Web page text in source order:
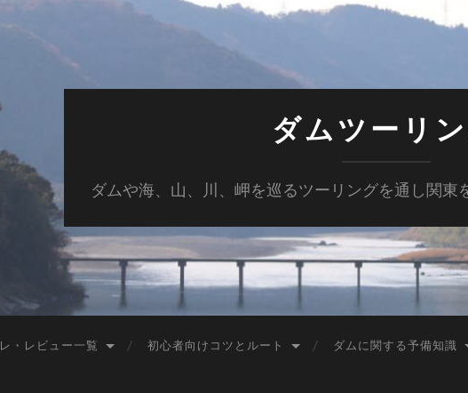
ダムツーリ
ダムや海、山、川、岬を巡るツーリングを通し関東
・レビュー一覧 初心者向けコツとルート ダムに関する予備知識